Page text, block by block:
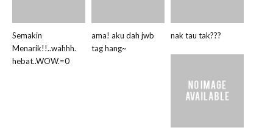
Semakin
Menarik!!..wahhh.
hebat..WOW.=0
ama! aku dah jwb
tag hang~
nak tau tak???